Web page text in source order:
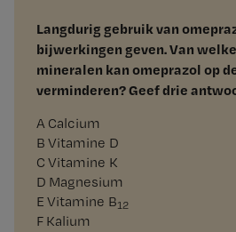
Langdurig gebruik van
bijwerkingen geven. Van
mineralen kan omeprazol op
verminderen? Geef drie
A Calcium
B Vitamine D
C Vitamine K
D Magnesium
E Vitamine B12
F Kalium